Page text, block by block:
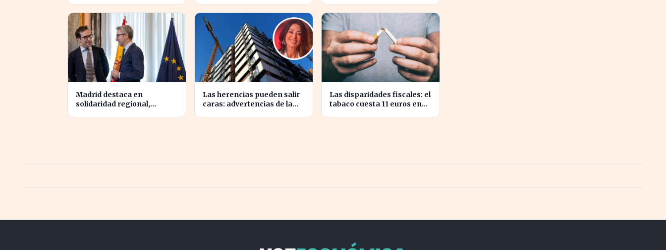
Madrid destaca en
solidaridad regional,
Las herencias pueden salir
caras: advertencias de la
Las disparidades fiscales: el
tabaco cuesta 11 euros en